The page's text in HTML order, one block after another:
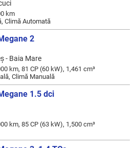
km
Climă Automată
2
- Baia Mare
km, 81 CP (60 kW), 1,461 cm³
Climă Manuală
1.5 dci
km, 85 CP (63 kW), 1,500 cm³